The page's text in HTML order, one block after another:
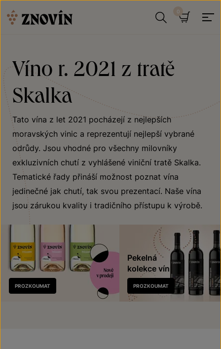
Víno r. 2021 z tratě
Skalka
Tato vína z let 2021 pocházejí z nejlepších
moravských vinic a reprezentují nejlepší vybrané
odrůdy. Jsou vhodné pro všechny milovníky
exkluzivních chutí z vyhlášené viniční tratě Skalka.
Tematické řady přináší možnost poznat vína
jedinečné jak chutí, tak svou prezentací. Naše vína
jsou zárukou kvality i tradičního přístupu k výrobě.
Nově
v prodeji
PROZKOUMAT
Pekelná
kolekce vín
PROZKOUMAT